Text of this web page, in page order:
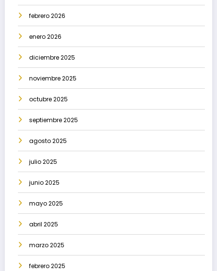
febrero 2026
enero 2026
diciembre 2025
noviembre 2025
octubre 2025
septiembre 2025
agosto 2025
julio 2025
junio 2025
mayo 2025
abril 2025
marzo 2025
febrero 2025